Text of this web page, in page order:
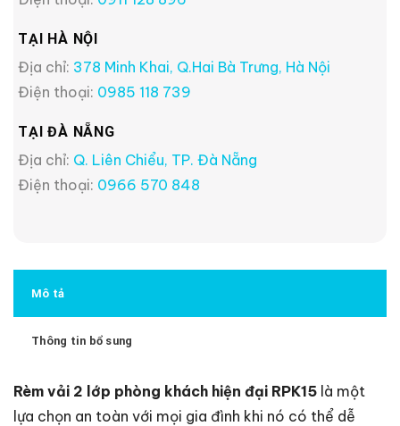
TẠI HÀ NỘI
Địa chỉ: 378 Minh Khai, Q.Hai Bà Trưng, Hà Nội
Điện thoại: 0985 118 739
TẠI ĐÀ NẴNG
Địa chỉ: Q. Liên Chiểu, TP. Đà Nẵng
Điện thoại: 0966 570 848
Mô tả
Thông tin bổ sung
Rèm vải 2 lớp phòng khách hiện đại RPK15 là một
lựa chọn an toàn với mọi gia đình khi nó có thể dễ